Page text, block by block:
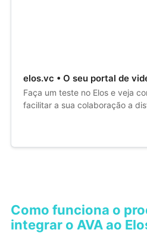
elos.vc • O seu portal de
Faça um teste no Elos e veja
facilitar a sua colaboração a
Como funciona o
integrar o AVA ao